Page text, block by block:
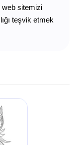
web sitemizi
teşvik etmek